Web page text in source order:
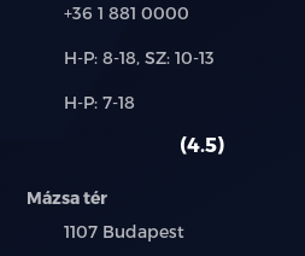
Telefon:
+36 1 881 0000
Új-
használt
H-P: 8-18, SZ: 10-13
Alkatrész,
H-P: 7-18
4.5
Mázsa tér
Település:
1107 Budapest